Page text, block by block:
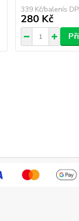
339 Kč/balení
280 Kč